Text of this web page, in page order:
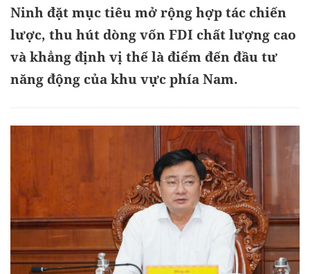
Ninh đặt mục tiêu mở rộng hợp tác chiến
lược, thu hút dòng vốn FDI chất lượng cao
và khẳng định vị thế là điểm đến đầu tư
năng động của khu vực phía Nam.